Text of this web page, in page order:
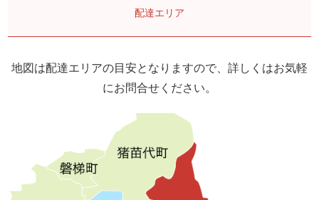
配達エリア
地図は配達エリアの目安となりますので、詳しくはお気軽
にお問合せください。